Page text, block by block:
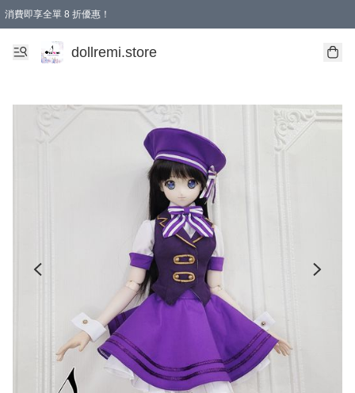
消費即享全單 8 折優惠！
購物滿 HKD 1500.00即享免運費優惠！（適用於 本地送貨、本地取貨、國際送貨 )
dollremi.store